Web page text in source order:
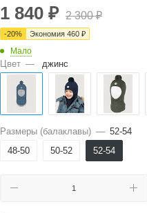
1 840 ₽ 2 300₽
-20% Экономия 460 ₽
Мало
Цвет — джинс
Размеры (балаклавы) — 52-54
48-50
50-52 52-54